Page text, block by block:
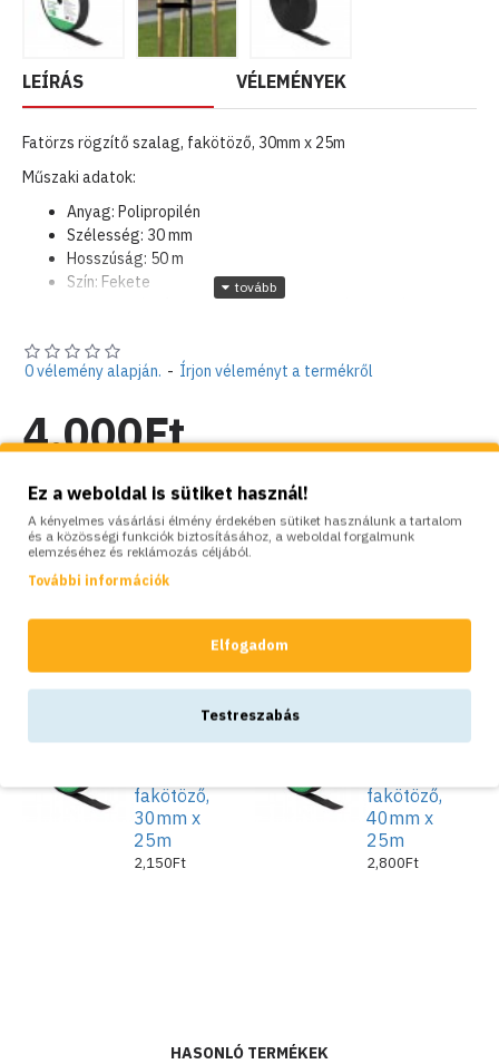
LEÍRÁS VÉLEMÉNYEK
Fatörzs rögzítő szalag, fakötöző, 30mm x 25m
Műszaki adatok:
Anyag: Polipropilén
Szélesség: 30 mm
Hosszúság: 50 m
Szín: Fekete
Csomagolás típusa: Zsugorfóliás zacskó matricával
Termékjellemzők:
Rugalmas és tartós
UV-álló
sérülésektől és a szél okozta károktól
Kiválóan tapad, a fa- és fatörzsek károsítása nélkül
Készlet: Raktáron
Brand: Bradas
Model: BD-TYTS3050/BK
0 vélemény alapján. - Írjon véleményt a termékről
4,000Ft
fakötöző,
30mm x
25m
2,150Ft
fakötöző,
40mm x
25m
2,800Ft
HASONLÓ TERMÉKEK
Ez a weboldal is sütiket használ!
A kényelmes vásárlási élmény érdekében sütiket használunk a tartalom
és a közösségi funkciók biztosításához, a weboldal forgalmunk
elemzéséhez és reklámozás céljából.
További információk
Elfogadom
Testreszabás